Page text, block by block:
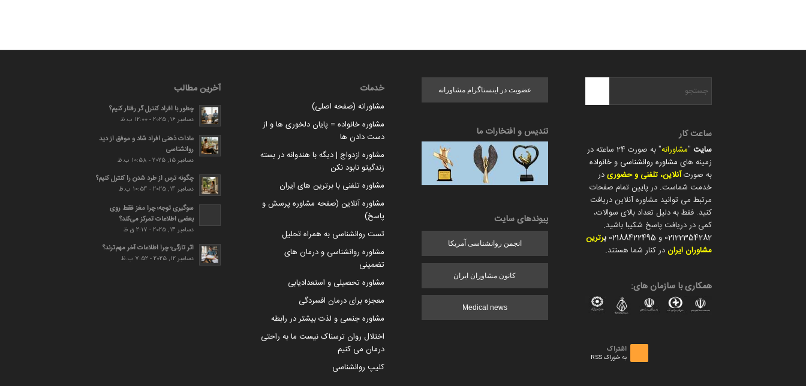
ساعت کار
سایت "مشاورانه
" به صورت 24 ساعته در
زمینه های مشاوره روانشناسی و خانواده
به صورتآنلاین، تلفنی و حضوریدر
خدمت شماست. در پایین تمام صفحات
مرتبط می توانید مشاوره آنلاین دریافت
کنید. فقط به دلیل تعداد بالای سوالات،
کمی در دریافت پاسخ شکیبا باشید.
02122354282 و 02188422495 برترین
مشاوران ایراندر کنار شما هستند.
همکاری با سازمان های:
اشتراک
به خوراک RSS
عضویت در اینستاگرام مشاورانه
تندیس و افتخارات ما
پیوندهای سایت
انجمن روانشناسی آمریکا
کانون مشاوران ایران
Medical news
خدمات
مشاورانه (صفحه اصلی)
مشاوره خانواده = پایان دلخوری ها و از
دست دادن ها
مشاوره ازدواج | دیگه با هندوانه در بسته
زندگیتو نابود نکن
مشاوره تلفنی با برترین های ایران
مشاوره آنلاین (صفحه مشاوره پرسش و
پاسخ)
تست روانشناسی به همراه تحلیل
مشاوره روانشناسی و درمان های
تضمینی
مشاوره تحصیلی و استعدادیابی
معجزه برای درمان افسردگی
مشاوره جنسی و لذت بیشتر در رابطه
اختلال روان ترسناک نیست ما به راحتی
درمان می کنیم
کلیپ روانشناسی
آخرین مطالب
چطور با افراد کنترل گر رفتار کنیم؟
دسامبر 16, 2025 - 12:00 ب.ظ
عادات ذهنی افراد شاد و موفق از دید
روانشناسی
دسامبر 15, 2025 - 10:58 ب.ظ
چگونه ترس از طرد شدن را کنترل کنیم؟
دسامبر 14, 2025 - 10:54 ب.ظ
سوگیری توجه؛ چرا مغز فقط روی
بعضی اطلاعات تمرکز می‌کند؟
دسامبر 14, 2025 - 2:17 ق.ظ
اثر تازگی؛ چرا اطلاعات آخر مهم‌ترند؟
دسامبر 12, 2025 - 7:52 ب.ظ